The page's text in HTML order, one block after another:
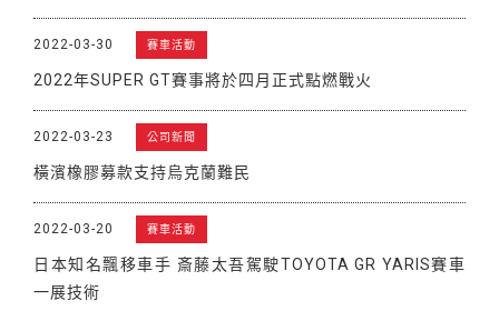
2022-03-30 賽車活動
2022年SUPER GT賽事將於四月正式點燃戰火
2022-03-23 公司新聞
橫濱橡膠募款支持烏克蘭難民
2022-03-20 賽車活動
日本知名飄移車手 斎藤太吾駕駛TOYOTA GR YARIS賽車
一展技術